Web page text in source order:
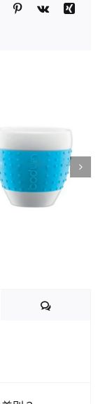
Tumblr Pinterest
Vk
Xing
Comments